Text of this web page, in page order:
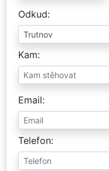
Odkud
Kam
Email
Telefon